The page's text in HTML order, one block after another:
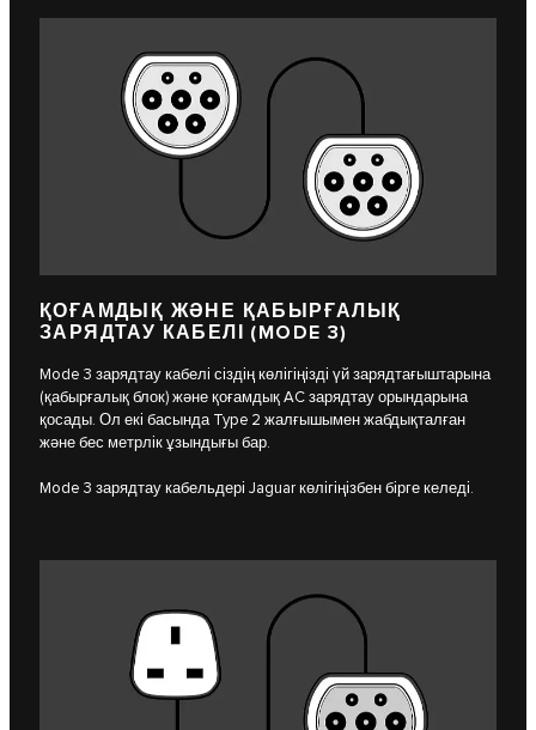
ҚОҒАМДЫҚ ЖӘНЕ ҚАБЫРҒАЛЫҚ
ЗАРЯДТАУ КАБЕЛІ (MODE 3)
Mode 3 зарядтау кабелі сіздің көлігіңізді үй зарядтағыштарына
(қабырғалық блок) және қоғамдық AC зарядтау орындарына
қосады. Ол екі басында Type 2 жалғышымен жабдықталған
және бес метрлік ұзындығы бар.
Mode 3 зарядтау кабельдері Jaguar көлігіңізбен бірге келеді.